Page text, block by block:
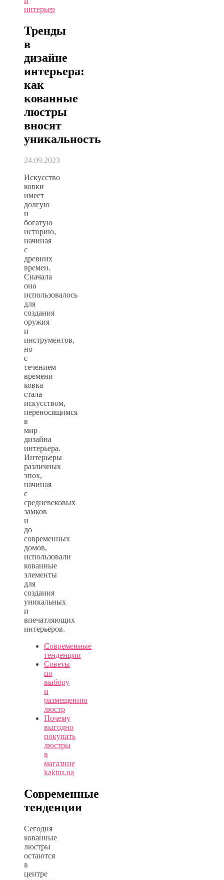
интерьер
Тренды
в
дизайне
интерьера:
как
кованные
люстры
вносят
уникальность
24.09.2023
Искусство
ковки
имеет
долгую
и
богатую
историю,
начиная
с
древних
времен.
Сначала
оно
использовалось
для
создания
оружия
и
инструментов,
но
с
течением
времени
ковка
стала
искусством,
переносящимся
в
мир
дизайна
интерьера.
Интерьеры
различных
эпох,
начиная
с
средневековых
замков
и
до
современных
домов,
использовали
кованные
элементы
для
создания
уникальных
и
впечатляющих
интерьеров.
Cовременные
тенденции
Советы
по
выбору
и
размещению
люстр
Почему
выгодно
покупать
люстры
в
магазине
kaktus.ua
Cовременные
тенденции
Сегодня
кованные
люстры
остаются
в
центре